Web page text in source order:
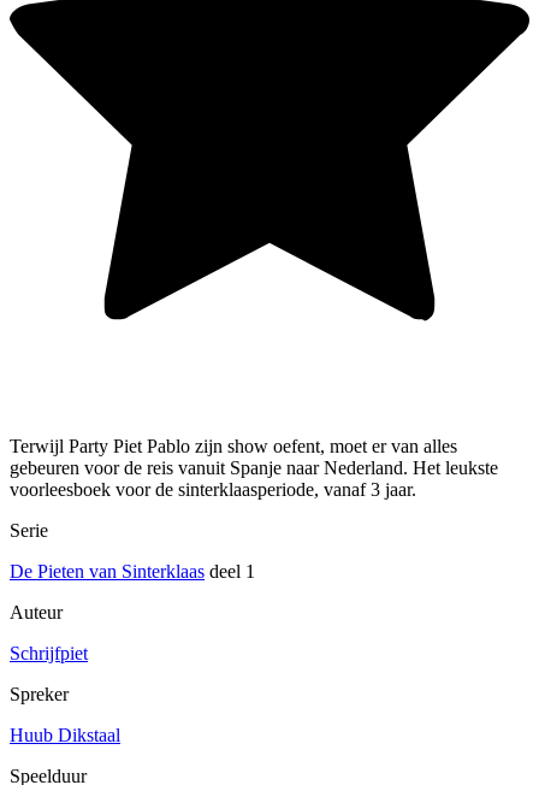
Terwijl Party Piet Pablo zijn show oefent, moet er van alles
gebeuren voor de reis vanuit Spanje naar Nederland. Het leukste
voorleesboek voor de sinterklaasperiode, vanaf 3 jaar.
Serie
De Pieten van Sinterklaas deel 1
Auteur
Schrijfpiet
Spreker
Huub Dikstaal
Speelduur